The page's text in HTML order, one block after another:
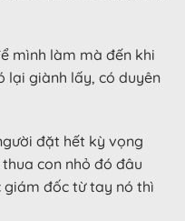
mình làm mà đến khi
lại giành lấy, có duyên
đặt hết kỳ vọng
con nhỏ đó đâu
giám đốc từ tay nó thì